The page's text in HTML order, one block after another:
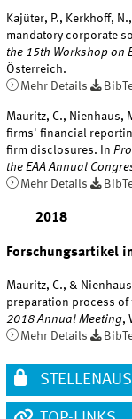
Kajüter, P., Kerkhoff,
mandatory corporate
the 15th Workshop on
Österreich.
Mehr Details
Mauritz, C., Nienhaus,
firms' financial
firm disclosures. In
the EAA Annual
Mehr Details
2018
Forschungsartikel
Mauritz, C., &
preparation process
2018 Annual Meeting,
Mehr Details